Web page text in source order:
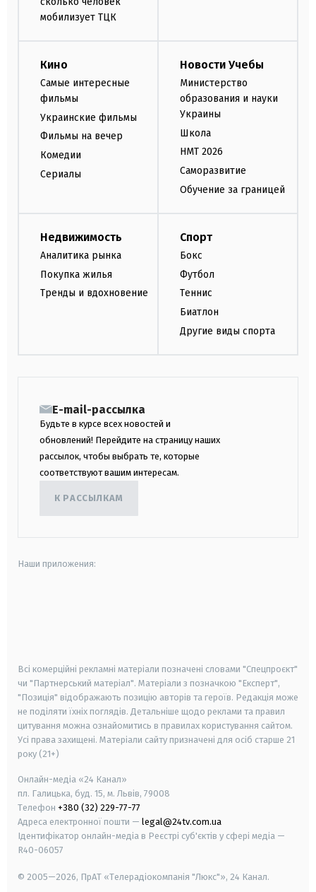
мобилизует ТЦК
Кино
Самые интересные
фильмы
Украинские фильмы
Фильмы на вечер
Комедии
Сериалы
Новости Учебы
Министерство
образования и науки
Украины
Школа
НМТ 2026
Саморазвитие
Обучение за границей
Недвижимость
Аналитика рынка
Покупка жилья
Тренды и вдохновение
Спорт
Бокс
Футбол
Теннис
Биатлон
Другие виды спорта
E-mail-рассылка
Будьте в курсе всех новостей и
обновлений! Перейдите на страницу наших
рассылок, чтобы выбрать те, которые
соответствуют вашим интересам.
К РАССЫЛКАМ
Наши приложения:
Всі комерційні рекламні матеріали позначені словами "Спецпроєкт"
чи "Партнерський матеріал". Матеріали з позначкою "Експерт",
"Позиція" відображають позицію авторів та героїв. Редакція може
не поділяти їхніх поглядів. Детальніше щодо реклами та правил
цитування можна ознайомитись в правилах користування сайтом.
Усі права захищені. Матеріали сайту призначені для осіб старше 21
року (21+)
Онлайн-медіа «24 Канал»
пл. Галицька, буд. 15, м. Львів, 79008
Телефон +380 (32) 229-77-77
Адреса електронної пошти — legal@24tv.com.ua
Ідентифікатор онлайн-медіа в Реєстрі суб'єктів у сфері медіа —
R40-06057
© 2005—2026, ПрАТ «Телерадіокомпанія "Люкс"», 24 Канал.